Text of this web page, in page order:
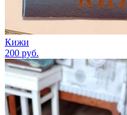
Кижи
200 руб.